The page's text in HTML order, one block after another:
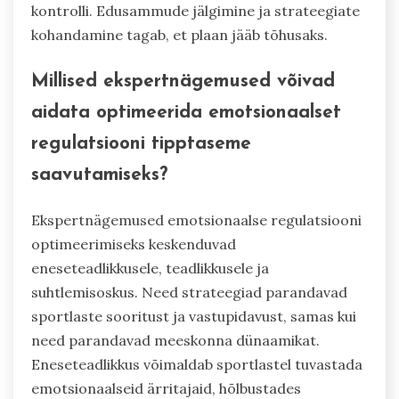
kontrolli. Edusammude jälgimine ja strateegiate
kohandamine tagab, et plaan jääb tõhusaks.
Millised ekspertnägemused võivad
aidata optimeerida emotsionaalset
regulatsiooni tipptaseme
saavutamiseks?
Ekspertnägemused emotsionaalse regulatsiooni
optimeerimiseks keskenduvad
eneseteadlikkusele, teadlikkusele ja
suhtlemisoskus. Need strateegiad parandavad
sportlaste sooritust ja vastupidavust, samas kui
need parandavad meeskonna dünaamikat.
Eneseteadlikkus võimaldab sportlastel tuvastada
emotsionaalseid ärritajaid, hõlbustades